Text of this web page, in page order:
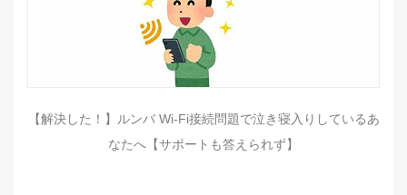
【解決した！】ルンバ Wi-Fi接続問題で泣き寝入りしているあ
なたへ【サポートも答えられず】